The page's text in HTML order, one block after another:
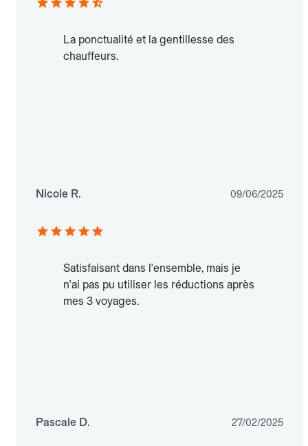
La ponctualité et la gentillesse des
chauffeurs.
Nicole R. 09/06/2025
Satisfaisant dans l'ensemble, mais je
n'ai pas pu utiliser les réductions après
mes 3 voyages.
Pascale D. 27/02/2025